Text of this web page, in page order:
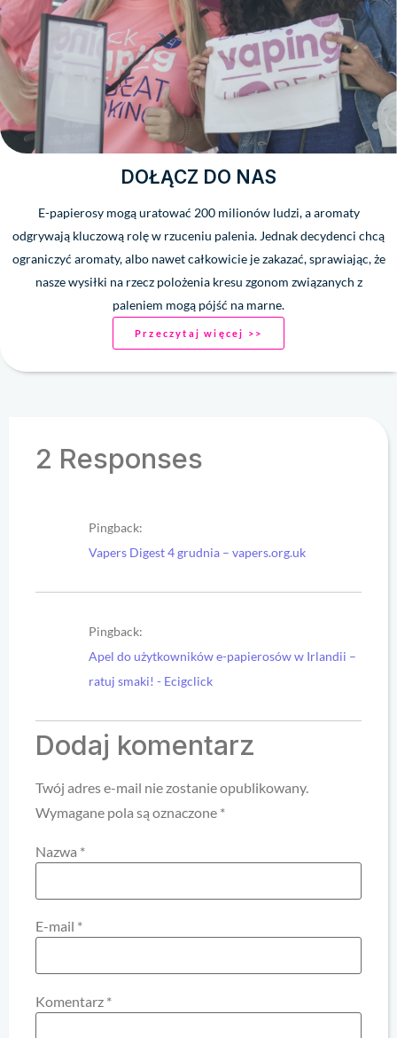
DOŁĄCZ DO NAS
E-papierosy mogą uratować 200 milionów ludzi, a aromaty
odgrywają kluczową rolę w rzuceniu palenia. Jednak decydenci chcą
ograniczyć aromaty, albo nawet całkowicie je zakazać, sprawiając, że
nasze wysiłki na rzecz polożenia kresu zgonom związanych z
paleniem mogą pójść na marne.
Przeczytaj więcej >>
2 Responses
Pingback:
Vapers Digest 4 grudnia – vapers.org.uk
Pingback:
Apel do użytkowników e-papierosów w Irlandii –
ratuj smaki! - Ecigclick
Dodaj komentarz
Twój adres e-mail nie zostanie opublikowany.
Wymagane pola są oznaczone *
Nazwa *
E-mail *
Komentarz *